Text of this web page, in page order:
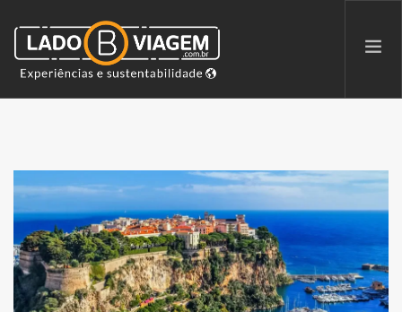
PARCERIAS
NA MÍDIA
PATAS AO ALTO